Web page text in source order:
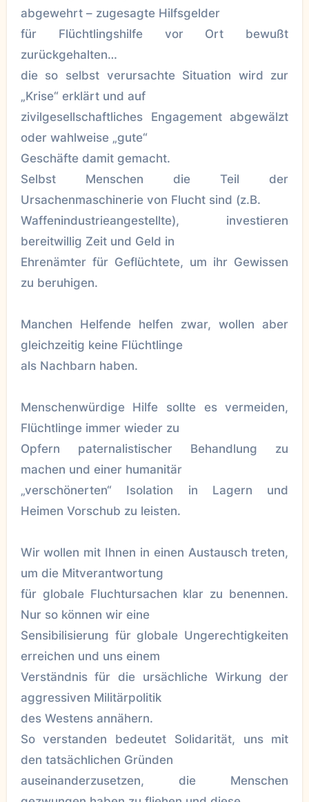
abgewehrt – zugesagte Hilfsgelder
für Flüchtlingshilfe vor Ort bewußt
zurückgehalten…
die so selbst verursachte Situation wird zur
„Krise“ erklärt und auf
zivilgesellschaftliches Engagement abgewälzt
oder wahlweise „gute“
Geschäfte damit gemacht.
Selbst Menschen die Teil der
Ursachenmaschinerie von Flucht sind (z.B.
Waffenindustrieangestellte), investieren
bereitwillig Zeit und Geld in
Ehrenämter für Geflüchtete, um ihr Gewissen
zu beruhigen.
Manchen Helfende helfen zwar, wollen aber
gleichzeitig keine Flüchtlinge
als Nachbarn haben.
Menschenwürdige Hilfe sollte es vermeiden,
Flüchtlinge immer wieder zu
Opfern paternalistischer Behandlung zu
machen und einer humanitär
„verschönerten“ Isolation in Lagern und
Heimen Vorschub zu leisten.
Wir wollen mit Ihnen in einen Austausch treten,
um die Mitverantwortung
für globale Fluchtursachen klar zu benennen.
Nur so können wir eine
Sensibilisierung für globale Ungerechtigkeiten
erreichen und uns einem
Verständnis für die ursächliche Wirkung der
aggressiven Militärpolitik
des Westens annähern.
So verstanden bedeutet Solidarität, uns mit
den tatsächlichen Gründen
auseinanderzusetzen, die Menschen